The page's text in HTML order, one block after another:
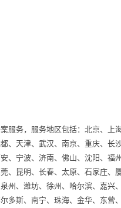
服务，服务地区包括：北京、上
、天津、武汉、南京、重庆、长
、宁波、济南、佛山、沈阳、福
、昆明、长春、太原、石家庄、厦
州、潍坊、徐州、哈尔滨、嘉兴
多斯、南宁、珠海、金华、东营、